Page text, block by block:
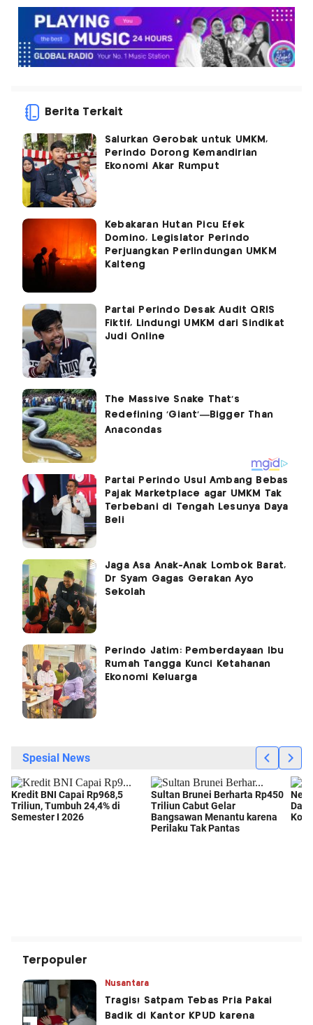
Berita Terkait
Salurkan Gerobak untuk UMKM,
Perindo Dorong Kemandirian
Ekonomi Akar Rumput
Kebakaran Hutan Picu Efek
Domino, Legislator Perindo
Perjuangkan Perlindungan UMKM
Kalteng
Partai Perindo Desak Audit QRIS
Fiktif, Lindungi UMKM dari Sindikat
Judi Online
Partai Perindo Usul Ambang Bebas
Pajak Marketplace agar UMKM Tak
Terbebani di Tengah Lesunya Daya
Beli
Jaga Asa Anak-Anak Lombok Barat,
Dr Syam Gagas Gerakan Ayo
Sekolah
Perindo Jatim: Pemberdayaan Ibu
Rumah Tangga Kunci Ketahanan
Ekonomi Keluarga
Terpopuler
Nusantara
Tragis! Satpam Tebas Pria Pakai
Badik di Kantor KPUD karena